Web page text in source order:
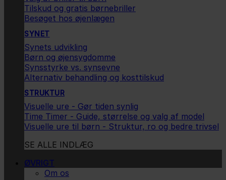
Tilskud og gratis børnebriller
Besøget hos øjenlægen
SYNET
Synets udvikling
Børn og øjensygdomme
Synsstyrke vs. synsevne
Alternativ behandling og kosttilskud
STRUKTUR
Visuelle ure - Gør tiden synlig
Time Timer - Guide, størrelse og valg af model
Visuelle ure til børn - Struktur, ro og bedre trivsel
SE ALLE INDLÆG
ØVRIGT
Om os